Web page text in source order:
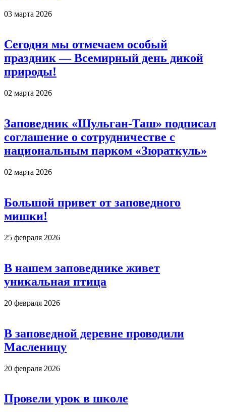
03 марта 2026
Сегодня мы отмечаем особый
праздник — Всемирный день дикой
природы!
02 марта 2026
Заповедник «Шульган-Таш» подписал
соглашение о сотрудничестве с
национальным парком «Зюраткуль»
02 марта 2026
Большой привет от заповедного
мишки!
25 февраля 2026
В нашем заповеднике живет
уникальная птица
20 февраля 2026
В заповедной деревне проводили
Масленицу
20 февраля 2026
Провели урок в школе